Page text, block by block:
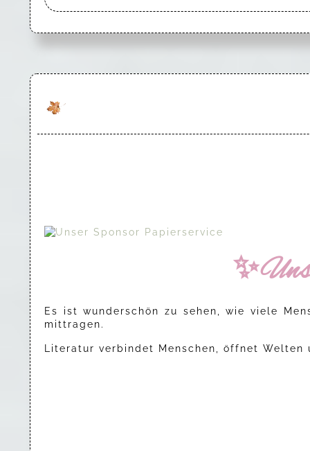
Es ist wunderschön zu sehen, wie viele
mittragen.
Literatur verbindet Menschen, öffnet